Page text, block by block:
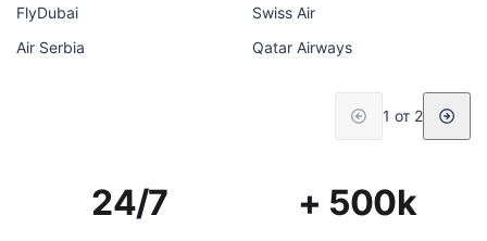
FlyDubai
Swiss Air
Air Serbia
Qatar Airways
1 от 2
24/7 + 500k